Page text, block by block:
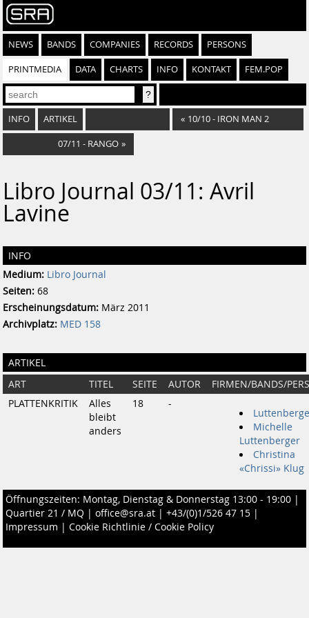
NEWS BANDS COMPANIES RECORDS PERSONS
PRINTMEDIA DATA CHARTS INFO KONTAKT FEM.POP
INFO ARTIKEL « 10/10 - IRON MAN 2
07/11 - RANGO »
Libro Journal 03/11: Avril
Lavine
INFO
Medium: Libro Journal
Seiten: 68
Erscheinungsdatum: März 2011
Archivplatz: MED 158
ARTIKEL
ART TITEL SEITE AUTOR
FIRMEN/BANDS/
PLATTENKRITIK
Alles
bleibt
anders
18 -
Michelle
Luttenberger
Christina
«Chrissi» Klug
Öffnungszeiten: Montag, Dienstag & Donnerstag 13:00 - 19:00 |
Quartier 21 / MQ | office@sra.at | +43/(0)1/526 47 15 |
Impressum | Cookie Richtlinie / Cookie Policy